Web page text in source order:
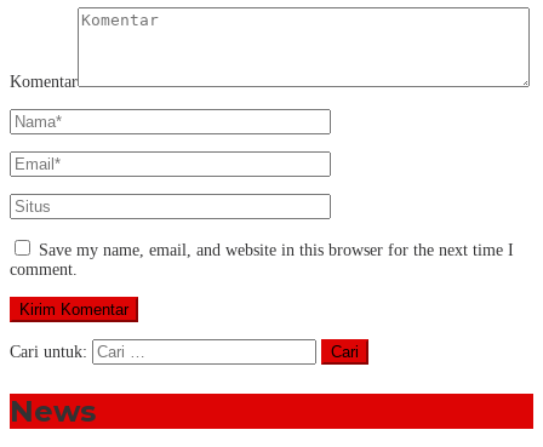
Komentar
Save my name, email, and website in this browser for the next time I
comment.
Cari untuk:
News